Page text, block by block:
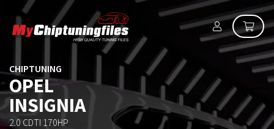
CHIPTUNING
OPEL
INSIGNIA
2.0 CDTI 170HP